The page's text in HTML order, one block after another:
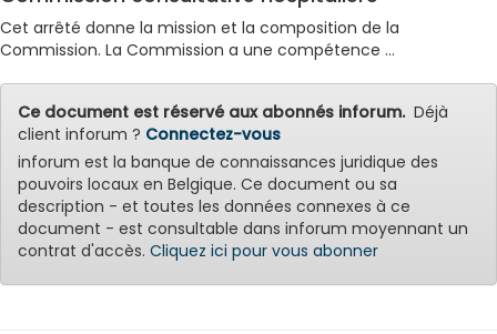
Cet arrêté donne la mission et la composition de la
Commission. La Commission a une compétence ...
Ce document est réservé aux abonnés inforum.Déjà
client inforum ? Connectez-vous
inforum est la banque de connaissances juridique des
pouvoirs locaux en Belgique. Ce document ou sa
description - et toutes les données connexes à ce
document - est consultable dans inforum moyennant un
contrat d'accès. Cliquez ici pour vous abonner